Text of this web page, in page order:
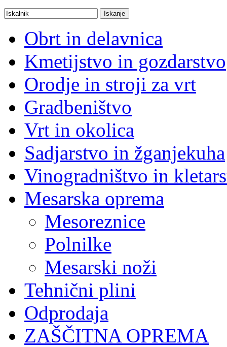
Obrt in delavnica
Kmetijstvo in gozdarstvo
Orodje in stroji za vrt
Gradbeništvo
Vrt in okolica
Sadjarstvo in žganjekuha
Vinogradništvo in
Mesarska oprema
Mesoreznice
Polnilke
Mesarski noži
Tehnični plini
Odprodaja
ZAŠČITNA OPREMA